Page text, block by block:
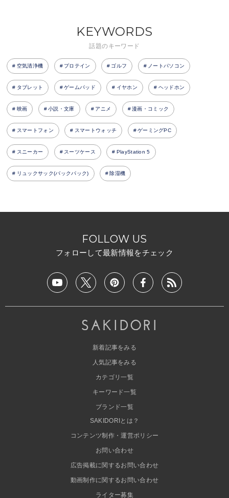
KEYWORDS
話題のキーワード
空気清浄機 プロテイン ゴルフ ノートパソコン
タブレット ゲームパッド イヤホン ヘッドホン
映画 小説・文庫 アニメ 漫画・コミック
スマートフォン スマートウォッチ ゲーミングPC
スニーカー スーツケース PlayStation 5
リュックサック(バックパック) 除湿機
FOLLOW US
フォローして最新情報をチェック
新着記事をみる
人気記事をみる
カテゴリ一覧
キーワード一覧
ブランド一覧
SAKIDORIとは？
コンテンツ制作・運営ポリシー
お問い合わせ
広告掲載に関するお問い合わせ
動画制作に関するお問い合わせ
ライター募集